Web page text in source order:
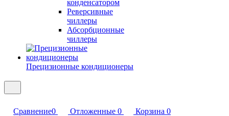
конденсатором
Реверсивные
чиллеры
Абсорбционные
чиллеры
Прецизионные кондиционеры
Сравнение0 Отложенные 0 Корзина 0